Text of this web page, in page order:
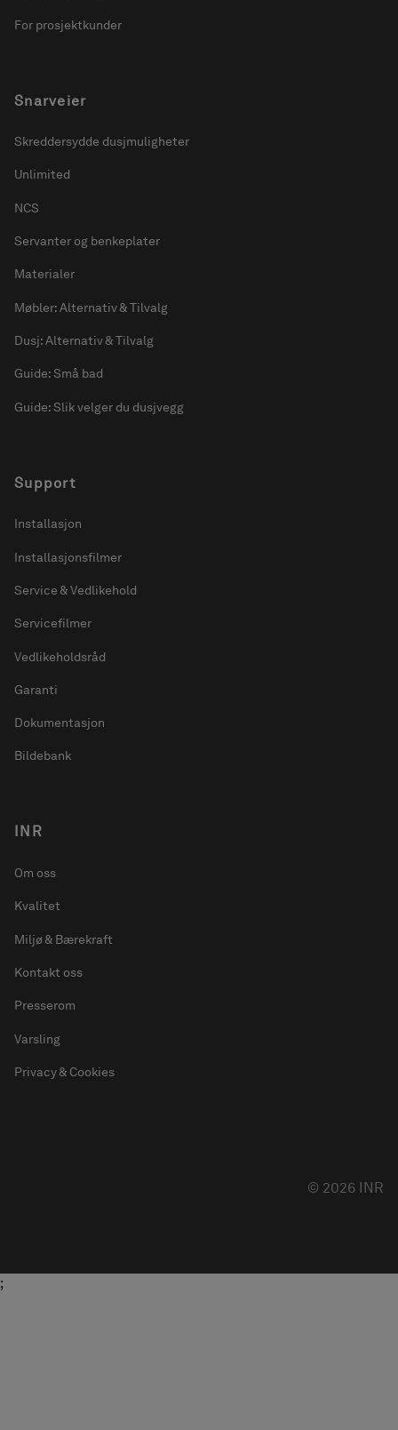
For prosjektkunder
Snarveier
Skreddersydde dusjmuligheter
Unlimited
NCS
Servanter og benkeplater
Materialer
Møbler: Alternativ & Tilvalg
Dusj: Alternativ & Tilvalg
Guide: Små bad
Guide: Slik velger du dusjvegg
Support
Installasjon
Installasjonsfilmer
Service & Vedlikehold
Servicefilmer
Vedlikeholdsråd
Garanti
Dokumentasjon
Bildebank
INR
Om oss
Kvalitet
Miljø & Bærekraft
Kontakt oss
Presserom
Varsling
Privacy & Cookies
© 2026 INR
;